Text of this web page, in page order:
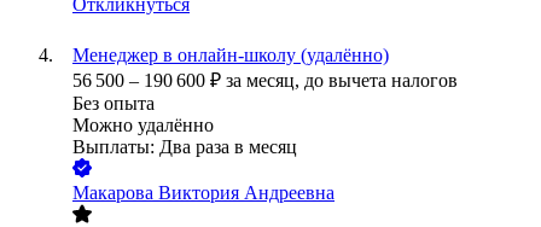
Откликнуться
Менеджер в онлайн-школу (удалённо)
56 500 – 190 600 ₽ за месяц, до вычета налогов
Без опыта
Можно удалённо
Выплаты: Два раза в месяц
Макарова Виктория Андреевна